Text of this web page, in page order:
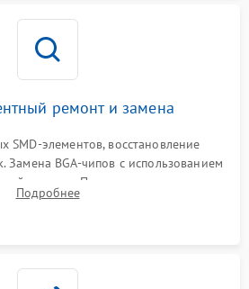
ремонт и замена
SMD-элементов, восстановление
BGA-чипов с использованием
станции. Прошивка микросхемы
поврежденных портов USB
Подробнее